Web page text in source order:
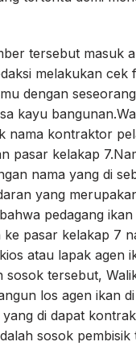
tersebut masuk
melakukan cek
dengan
kayu
nama kontraktor
pasar kelakap
nama yang di
yang
pedagang
ke pasar kelakap 7
atau lapak agen
sosok tersebut,
los agen ikan
yang di dapat
sosok